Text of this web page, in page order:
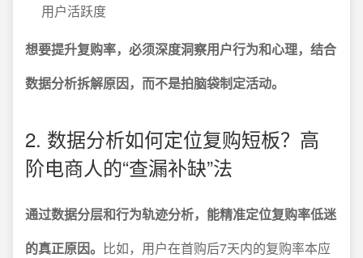
用户活跃度
想要提升复购率，必须深度洞察用户行为和心理，结合
数据分析拆解原因，而不是拍脑袋制定活动。
2. 数据分析如何定位复购短板？高
阶电商人的“查漏补缺”法
通过数据分层和行为轨迹分析，能精准定位复购率低迷
的真正原因。 比如，用户在首购后7天内的复购率本应